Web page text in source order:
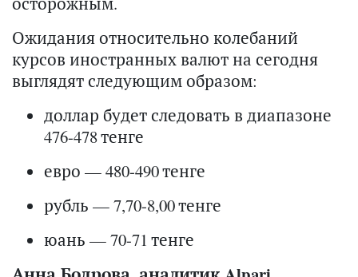
Ожидания относительно колебаний
курсов иностранных валют на сегодня
выглядят следующим образом:
доллар будет следовать в диапазоне
476-478 тенге
евро — 480-490 тенге
рубль — 7,70-8,00 тенге
юань — 70-71 тенге